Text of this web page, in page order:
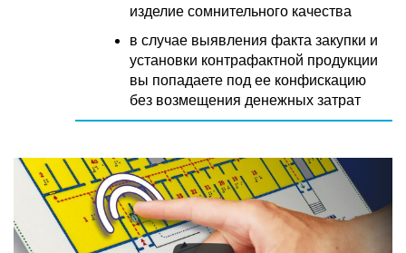
изделие сомнительного качества
в случае выявления факта закупки и
установки контрафактной продукции
вы попадаете под ее конфискацию
без возмещения денежных затрат